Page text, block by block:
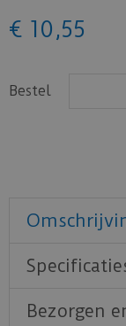
€ 10 ,55
Bestel
Bezorgen